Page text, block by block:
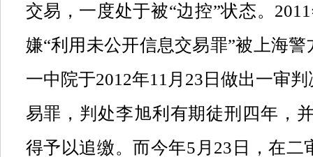
交易，一度处于被“边控”状态。 2011
嫌“利用未公开信息交易罪”被上海警
一中院于2012年11 月 23 日做出一审
易罪，判处李旭利有期徒刑四年，
得予以追缴。而今年5 月 23 日，在二